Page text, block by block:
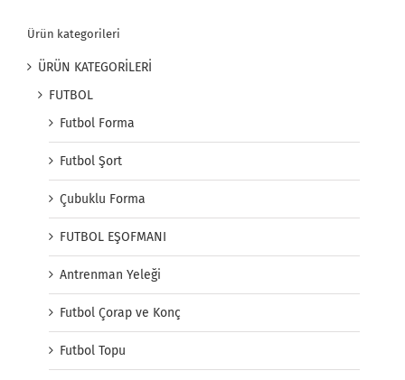
Ürün kategorileri
ÜRÜN KATEGORİLERİ
FUTBOL
Futbol Forma
Futbol Şort
Çubuklu Forma
FUTBOL EŞOFMANI
Antrenman Yeleği
Futbol Çorap ve Konç
Futbol Topu